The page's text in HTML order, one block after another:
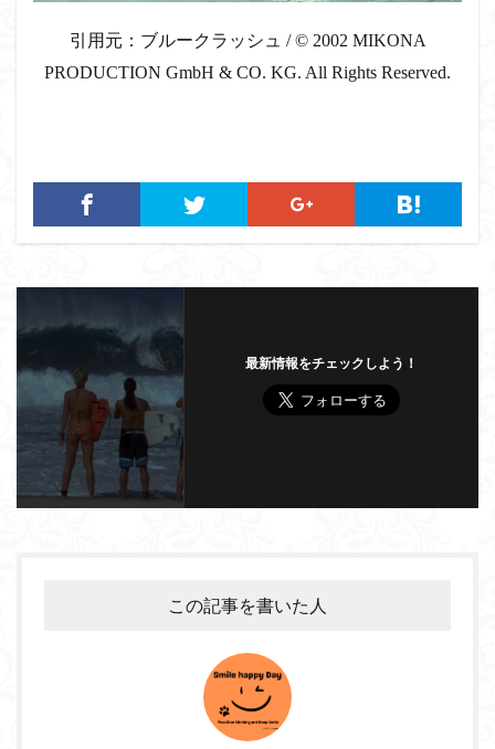
引用元：ブルークラッシュ /© 2002 MIKONA
PRODUCTION GmbH & CO. KG. All Rights Reserved.
最新情報をチェックしよう！
この記事を書いた人